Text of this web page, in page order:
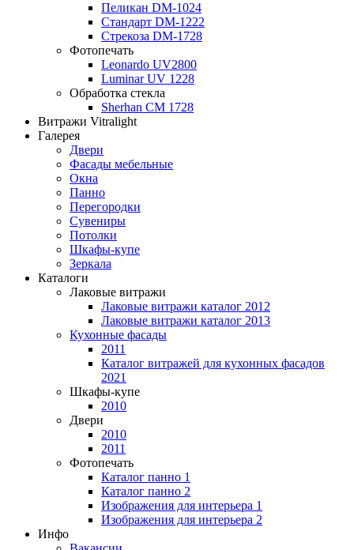
Пеликан DM-1024
Стандарт DM-1222
Стрекоза DM-1728
Фотопечать
Leonardo UV2800
Luminar UV 1228
Обработка стекла
Sherhan CM 1728
Витражи Vitralight
Галерея
Двери
Фасады мебельные
Окна
Панно
Перегородки
Сувениры
Потолки
Шкафы-купе
Зеркала
Каталоги
Лаковые витражи
Лаковые витражи каталог 2012
Лаковые витражи каталог 2013
Кухонные фасады
2011
Каталог витражей для кухонных фасадов
2021
Шкафы-купе
2010
Двери
2010
2011
Фотопечать
Каталог панно 1
Каталог панно 2
Изображения для интерьера 1
Изображения для интерьера 2
Инфо